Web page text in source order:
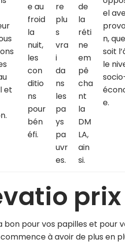
et
e au
froid
la
nuit,
les
con
ditio
ns
pour
bén
éfi.
re
plu
s
vra
i
da
ns
les
pa
ys
pa
uvr
es.
de
la
réti
ne
em
pê
cha
nt
la
DM
LA,
ain
si.
el
n,
soit
le
e.
bon pour vos papilles et pour
à avoir de plus en